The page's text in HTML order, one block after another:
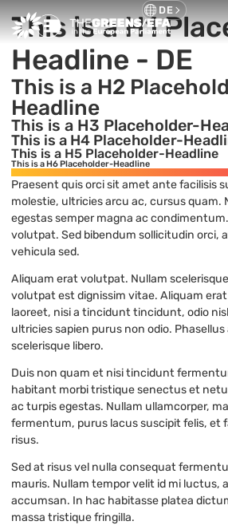
DE
This is a H1
Headline - DE
This is a H2
Headline​
This is a H3 Placeholder-
This is a H4 Placeholder-
This is a H5 Placeholder-Headline
This is a H6 Placeholder-Headline
Praesent quis orci sit amet ante facilisis
molestie, ultricies arcu ac, cursus quam.
egestas semper magna ac
volutpat. Sed bibendum sollicitudin orci,
vehicula sed.
Aliquam erat volutpat. Nullam
volutpat est dignissim vitae. Aliquam
laoreet, nisi a tincidunt tincidunt, odio
ultricies sapien purus non odio.
scelerisque libero.
Duis non quam et nisi tincidunt
habitant morbi tristique senectus et
ac turpis egestas. Nullam ullamcorper,
fermentum, purus lacus suscipit felis, et
risus.
Sed at risus vel nulla consequat
mauris. Nullam tempor velit id mi luctus,
accumsan. In hac habitasse platea
massa tristique fringilla.